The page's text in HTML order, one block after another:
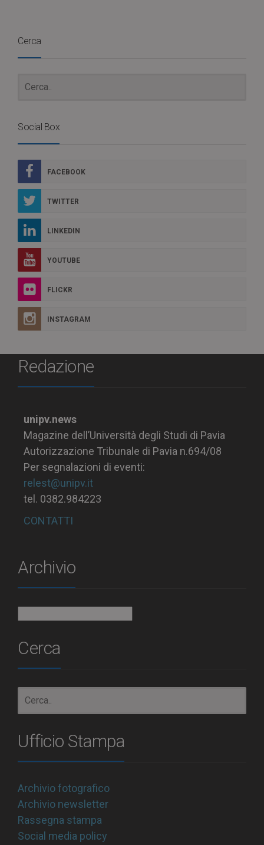
Cerca
Social Box
FACEBOOK
TWITTER
LINKEDIN
YOUTUBE
FLICKR
INSTAGRAM
Redazione
unipv.news
Magazine dell’Università degli Studi di Pavia
Autorizzazione Tribunale di Pavia n.694/08
Per segnalazioni di eventi:
relest@unipv.it
tel. 0382.984223
CONTATTI
Archivio
Cerca
Ufficio Stampa
Archivio fotografico
Archivio newsletter
Rassegna stampa
Social media policy